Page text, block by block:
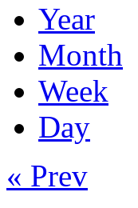
Year
Month
Week
Day
« Prev